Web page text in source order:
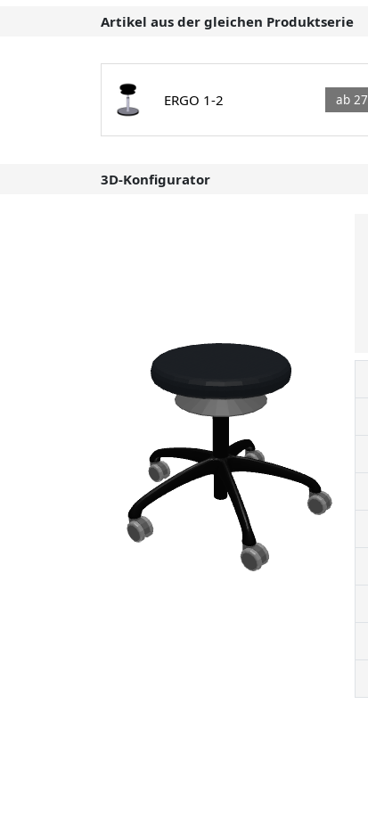
Artikel aus der gleichen Produktserie
ERGO 1-2 ab
3D-Konfigurator